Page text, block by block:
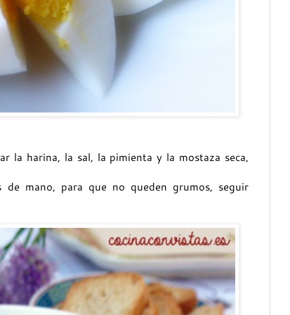
la harina, la sal, la pimienta y la mostaza seca,
mano, para que no queden grumos, seguir